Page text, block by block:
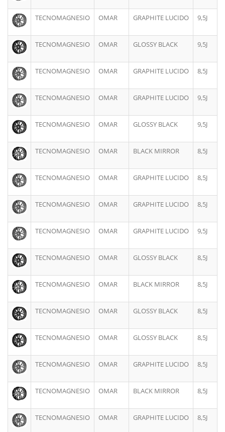
TECNOMAGNESIO OMAR GRAPHITE LUCIDO 9,5J
TECNOMAGNESIO OMAR GLOSSY BLACK 9,5J
TECNOMAGNESIO OMAR GRAPHITE LUCIDO 8,5J
TECNOMAGNESIO OMAR GRAPHITE LUCIDO 9,5J
TECNOMAGNESIO OMAR GLOSSY BLACK 9,5J
TECNOMAGNESIO OMAR BLACK MIRROR 8,5J
TECNOMAGNESIO OMAR GRAPHITE LUCIDO 8,5J
TECNOMAGNESIO OMAR GRAPHITE LUCIDO 8,5J
TECNOMAGNESIO OMAR GRAPHITE LUCIDO 9,5J
TECNOMAGNESIO OMAR GLOSSY BLACK 8,5J
TECNOMAGNESIO OMAR BLACK MIRROR 8,5J
TECNOMAGNESIO OMAR GLOSSY BLACK 8,5J
TECNOMAGNESIO OMAR GLOSSY BLACK 8,5J
TECNOMAGNESIO OMAR GRAPHITE LUCIDO 8,5J
TECNOMAGNESIO OMAR BLACK MIRROR 8,5J
TECNOMAGNESIO OMAR GRAPHITE LUCIDO 8,5J